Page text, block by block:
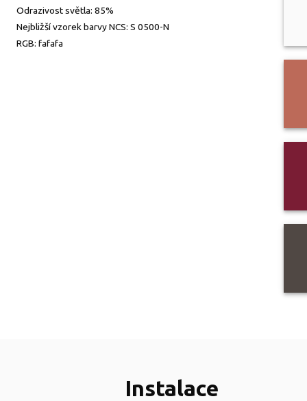
Odrazivost světla: 85%
Nejbližší vzorek barvy NCS: S 0500-N
RGB: fafafa
Instalace